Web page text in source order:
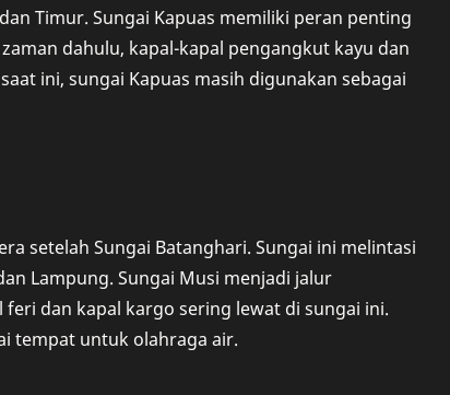
Timur. Sungai Kapuas memiliki peran penting
dahulu, kapal-kapal pengangkut kayu dan
ini, sungai Kapuas masih digunakan sebagai
setelah Sungai Batanghari. Sungai ini melintasi
Lampung. Sungai Musi menjadi jalur
dan kapal kargo sering lewat di sungai ini.
tempat untuk olahraga air.